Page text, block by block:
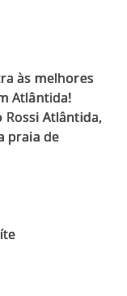
às melhores
Atlântida!
Atlântida,
praia de